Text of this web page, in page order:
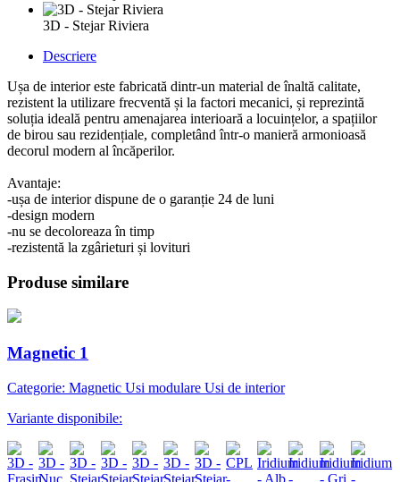
3D - Stejar Riviera
Descriere
Ușa de interior este fabricată dintr-un material de înaltă calitate,
rezistent la utilizare frecventă și la factori mecanici, și reprezintă
soluția ideală pentru amenajarea interioară a locuințelor, a spațiilor
de birou sau rezidențiale, completând într-o manieră armonioasă
decorul modern al încăperilor.
Avantaje:
-ușa de interior dispune de o garanție 24 de luni
-design modern
-nu se decoloreaza în timp
-rezistentă la zgârieturi și lovituri
Produse similare
Magnetic 1
Categorie: Magnetic Usi modulare Usi de interior
Variante disponibile: